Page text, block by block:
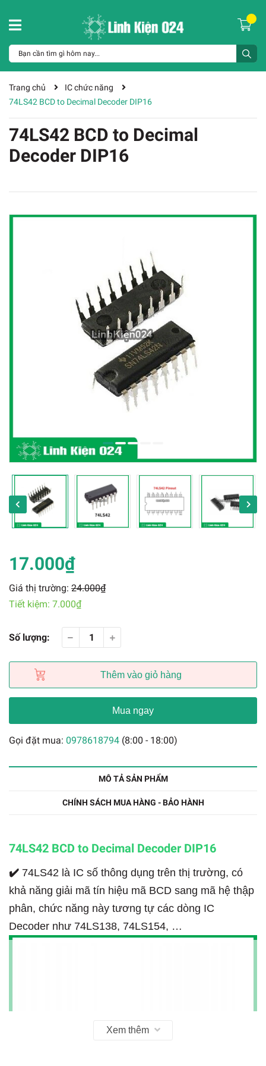
Trang chủ
IC chức năng
74LS42 BCD to Decimal Decoder DIP16
74LS42 BCD to Decimal
Decoder DIP16
17.000₫
Giá thị trường: 24.000₫
Tiết kiệm: 7.000₫
Số lượng:
Thêm vào giỏ hàng
Mua ngay
Gọi đặt mua: 0978618794 (8:00 - 18:00)
MÔ TẢ SẢN PHẨM
CHÍNH SÁCH MUA HÀNG - BẢO HÀNH
74LS42 BCD to Decimal Decoder DIP16
✔️ 74LS42 là IC số thông dụng trên thị trường, có
khả năng giải mã tín hiệu mã BCD sang mã hệ thập
phân, chức năng này tương tự các dòng IC
Decoder như 74LS138, 74LS154, …
Xem thêm